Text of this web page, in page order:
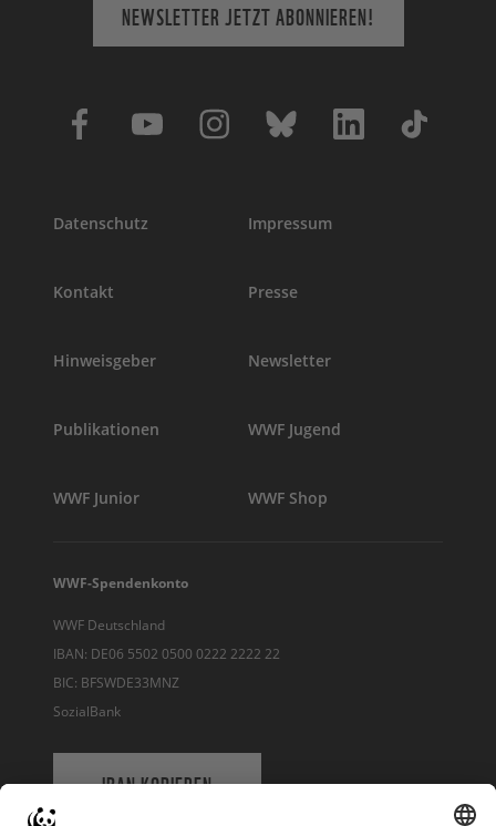
NEWSLETTER JETZT ABONNIEREN!
Datenschutz Impressum
Kontakt Presse
Hinweisgeber Newsletter
Publikationen WWF Jugend
WWF Junior WWF Shop
WWF-Spendenkonto
WWF Deutschland
IBAN: DE06 5502 0500 0222 2222 22
BIC: BFSWDE33MNZ
SozialBank
IBAN KOPIEREN